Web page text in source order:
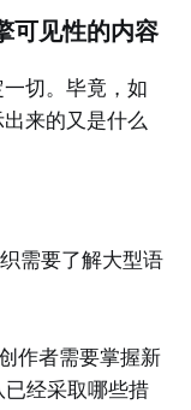
可见性的内容
切。毕竟，如
来的又是什么
需要了解大型语
作者需要掌握新
经采取哪些措